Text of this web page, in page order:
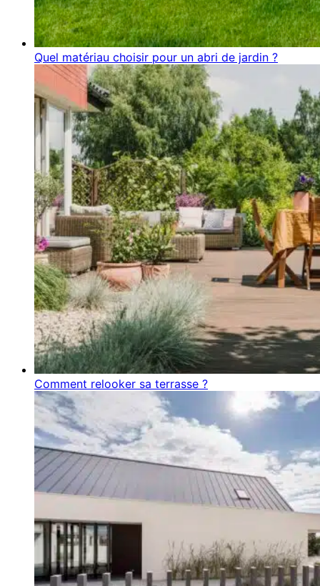
Quel matériau choisir pour un abri de jardin ?
Comment relooker sa terrasse ?